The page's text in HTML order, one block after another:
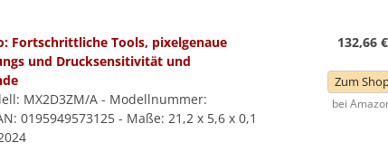
Fortschrittliche Tools, pixelgenaue
und Drucksensitivität und
MX2D3ZM/A - Modellnummer:
0195949573125 - Maße: 21,2 x 5,6 x 0,1
132,66 €
Zum
bei